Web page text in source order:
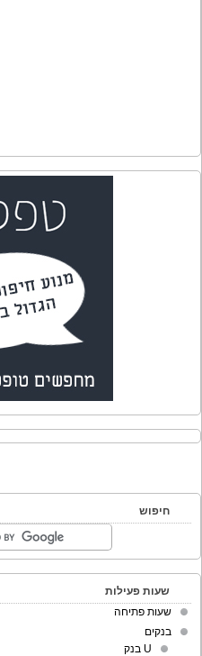
חיפוש
שעות פעילות
שעות פתיחה
בנקים
U בנק